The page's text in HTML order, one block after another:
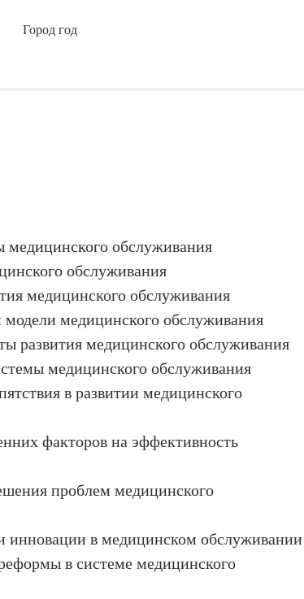
Город год
медицинского обслуживания
обслуживания
медицинского обслуживания
медицинского обслуживания
развития медицинского обслуживания
медицинского обслуживания
в развитии медицинского
факторов на эффективность
проблем медицинского
инновации в медицинском обслуживании
в системе медицинского